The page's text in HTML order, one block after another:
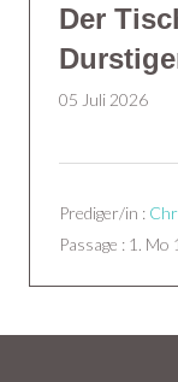
Der
05 Juli 2026
Prediger/in :
Passage : 1. Mo